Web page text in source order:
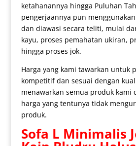
ketahanannya hingga Puluhan
pengerjaannya pun
dan diawasi secara teliti, mulai
kayu, proses pemahatan ukiran,
hingga proses jok.
Harga yang kami tawarkan untuk
kompetitif dan sesuai dengan
menawarkan semua produk kami
harga yang tentunya tidak
produk.
Sofa L Minimalis